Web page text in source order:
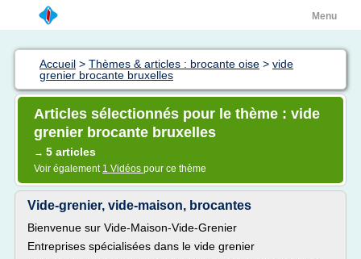
Menu
Accueil > Thèmes & articles : brocante oise > vide
grenier brocante bruxelles
Articles sélectionnés pour le thème : vide
grenier brocante bruxelles
→ 5 articles
Voir également 1 Vidéos pour ce thème
Vide-grenier, vide-maison, brocantes
Bienvenue sur Vide-Maison-Vide-Grenier
Entreprises spécialisées dans le vide grenier